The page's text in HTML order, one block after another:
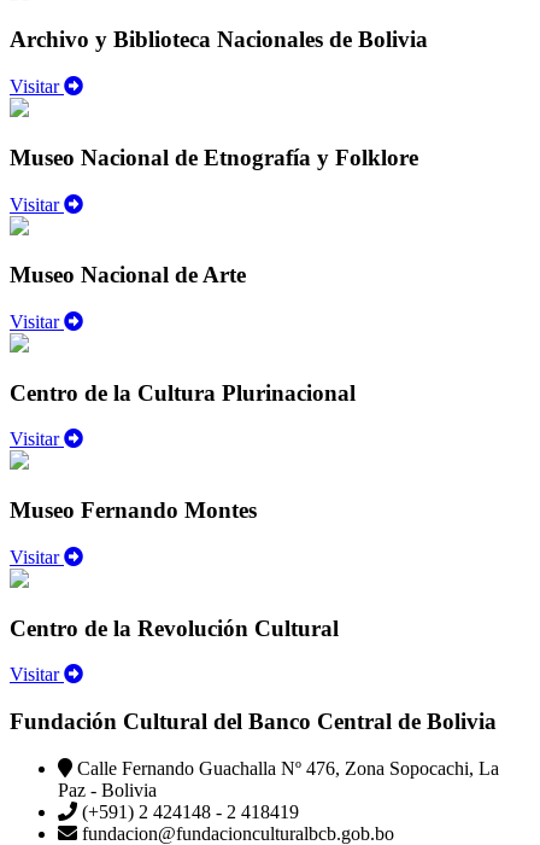
Archivo y Biblioteca Nacionales de Bolivia
Visitar
Museo Nacional de Etnografía y Folklore
Visitar
Museo Nacional de Arte
Visitar
Centro de la Cultura Plurinacional
Visitar
Museo Fernando Montes
Visitar
Centro de la Revolución Cultural
Visitar
Fundación Cultural del Banco Central de Bolivia
Calle Fernando Guachalla Nº 476, Zona Sopocachi, La
Paz - Bolivia
(+591) 2 424148 - 2 418419
fundacion@fundacionculturalbcb.gob.bo